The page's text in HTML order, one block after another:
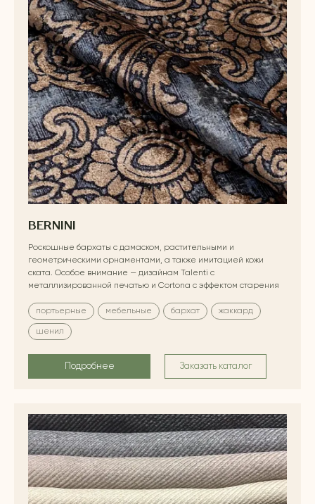
BERNINI
Роскошные бархаты с дамаском, растительными и
геометрическими орнаментами, а также имитацией кожи
ската. Особое внимание — дизайнам Talenti с
металлизированной печатью и Cortona с эффектом старения
портьерные мебельные бархат жаккард
шенил
Подробнее Заказать каталог